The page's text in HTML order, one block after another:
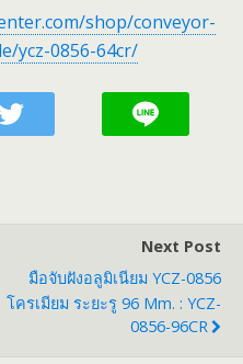
shop/conveyor-
ycz-0856-64cr/
Next Post
มือจับฝังอลูมิเนียม YCZ-0856
โครเมียม ระยะรู 96 Mm. : YCZ-
0856-96CR